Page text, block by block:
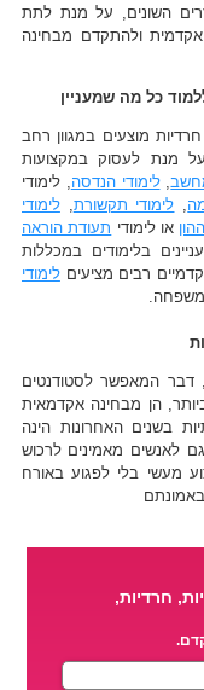
השונים, על מנת לתת
ולהתקדם מבחינה
כל מה שמעניין
מוצעים במגוון רחב
מנת לעסוק במקצועות
,לימודי הנדסה , לימודי
לימודי תקשורת ,לימודי
או לימודי תעודת הוראה
בלימודים במכללות
רבים מציעיםלימודי
משפחה.
דבר המאפשר לסטודנטים
הן מבחינה אקדמאית
בשנים האחרונות הינה
לאנשים מאמינים לרכוש
מעשי בלי לפגוע באורח
חרדיות,